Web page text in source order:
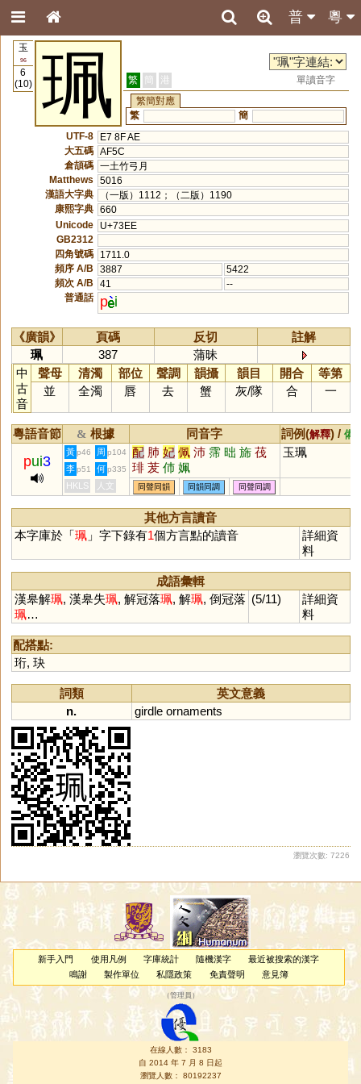
粵
普
玉
96
6
(10)
珮 繁 簡 港
單讀音字
繁簡對應
繁
簡
UTF-8
E7 8F AE
大五碼 AF5C
倉頡碼 一土竹弓月
Matthews
5016
漢語大字典
（一版）1112；（二版）1190
康熙字典 660
Unicode
U+73EE
GB2312
四角號碼
1711.0
頻序 A/B
3887
5422
頻次 A/B
41
--
普通話
p i
《廣韻》 頁碼 反切
註解
珮
387
蒲昧
中
古
音
聲母 清濁 部位 聲調 韻攝 韻目 開合
等第
並
全濁 唇 去 蟹 灰/隊 合 一
粵語音節 & 根據 同音字 詞例(解釋) / 備
pui3
黃 p46 周 p104 配 肺 妃 佩 沛 霈 昢 旆 茷
琲 茇 伂 姵
玉珮
李 p51 何 p335
HKLS 人文 同聲同韻 同韻同調 同聲同調
其他方言讀音
本字庫於「珮」字下錄有1個方言點的讀音
詳細資
料
成語彙輯
漢皋解珮, 漢皋失珮, 解冠落珮, 解珮, 倒冠落
珮…
(5/11)
詳細資
料
配搭點:
珩, 玦
詞類
英文意義
n.
girdle ornaments
瀏覽次數: 7226
新手入門 使用凡例 字庫統計 隨機漢字
最近被搜索的漢字
鳴謝
製作單位 私隱政策 免責聲明 意見簿
（管理員 ）
在線人數： 3183
自 2014 年 7 月 8 日起
瀏覽人數： 80192237